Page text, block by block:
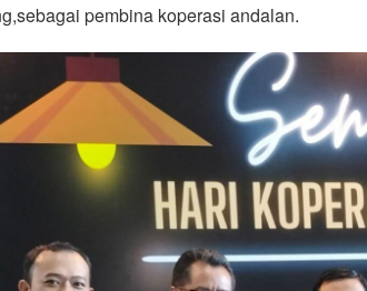
pembina koperasi andalan.